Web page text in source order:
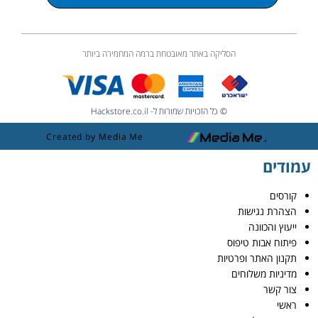
הסליקה באתר מאובטחת ברמה המחמירה ביותר
© כל הזכויות שמורות ל- Hackstore.co.il
Created by Media Me
עמודים
קורסים
הצהרת נגישות
ייעוץ והכוונה
פיתוח אבות טיפוס
תקנון האתר ופרטיות
מדיניות משלוחים
צור קשר
ראשי